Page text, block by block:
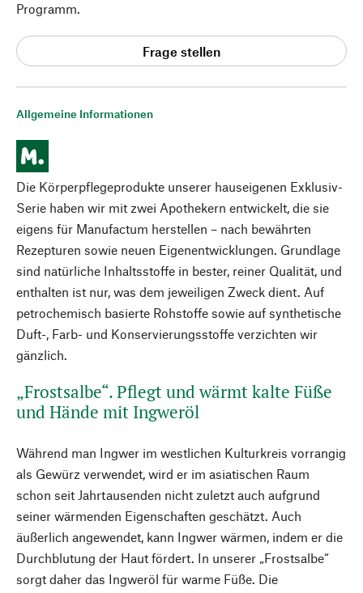
Allgemeine Informationen
Die Körperpflegeprodukte unserer hauseigenen Exklusiv-
Serie haben wir mit zwei Apothekern entwickelt, die sie
eigens für Manufactum herstellen – nach bewährten
Rezepturen sowie neuen Eigenentwicklungen. Grundlage
sind natürliche Inhaltsstoffe in bester, reiner Qualität, und
enthalten ist nur, was dem jeweiligen Zweck dient. Auf
petrochemisch basierte Rohstoffe sowie auf synthetische
Duft-, Farb- und Konservierungsstoffe verzichten wir
gänzlich.
„Frostsalbe“. Pflegt und wärmt kalte Füße
und Hände mit Ingweröl
Während man Ingwer im westlichen Kulturkreis vorrangig
als Gewürz verwendet, wird er im asiatischen Raum
schon seit Jahrtausenden nicht zuletzt auch aufgrund
seiner wärmenden Eigenschaften geschätzt. Auch
äußerlich angewendet, kann Ingwer wärmen, indem er die
Durchblutung der Haut fördert. In unserer „Frostsalbe“
sorgt daher das Ingweröl für warme Füße. Die
Programm.
Frage stellen